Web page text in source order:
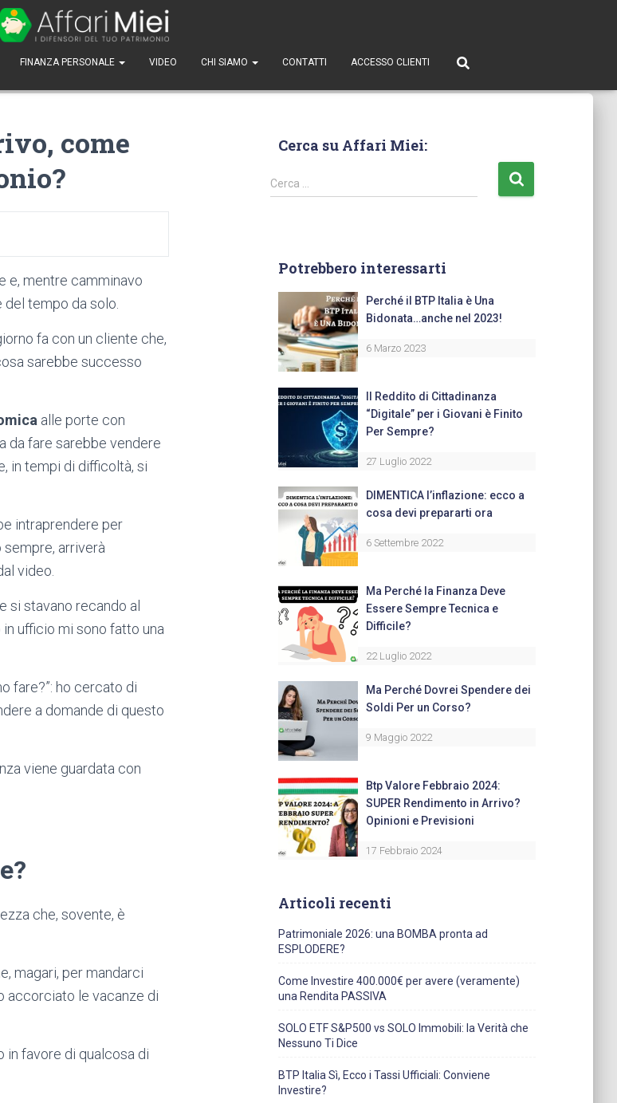
FINANZA PERSONALE VIDEO CHI SIAMO CONTATTI ACCESSO CLIENTI
come
e, mentre camminavo
tempo da solo.
fa con un cliente che,
sarebbe successo
alle porte con
da fare sarebbe vendere
in tempi di difficoltà, si
intraprendere per
arriverà
video.
si stavano recando al
ufficio mi sono fatto una
fare?”: ho cercato di
a domande di questo
viene guardata con
che, sovente, è
magari, per mandarci
accorciato le vacanze di
in favore di qualcosa di
Cerca su Affari Miei:
Cerca …
Potrebbero interessarti
Perché il BTP Italia è Una
Bidonata…anche nel 2023!
6 Marzo 2023
Il Reddito di Cittadinanza
“Digitale” per i Giovani è Finito
Per Sempre?
27 Luglio 2022
DIMENTICA l’inflazione: ecco a
cosa devi prepararti ora
6 Settembre 2022
Ma Perché la Finanza Deve
Essere Sempre Tecnica e
Difficile?
22 Luglio 2022
Ma Perché Dovrei Spendere dei
Soldi Per un Corso?
9 Maggio 2022
Btp Valore Febbraio 2024:
SUPER Rendimento in Arrivo?
Opinioni e Previsioni
17 Febbraio 2024
Articoli recenti
Patrimoniale 2026: una BOMBA pronta ad
ESPLODERE?
Come Investire 400.000€ per avere (veramente)
una Rendita PASSIVA
SOLO ETF S&P500 vs SOLO Immobili: la Verità che
Nessuno Ti Dice
BTP Italia Sì, Ecco i Tassi Ufficiali: Conviene
Investire?